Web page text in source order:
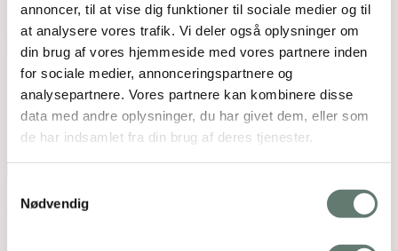
annoncer, til at vise dig funktioner til sociale medier og til
at analysere vores trafik. Vi deler også oplysninger om
din brug af vores hjemmeside med vores partnere inden
for sociale medier, annonceringspartnere og
analysepartnere. Vores partnere kan kombinere disse
data med andre oplysninger, du har givet dem, eller som
de har indsamlet fra din brug af deres tjenester.
Nødvendig
Downloads :full (1936x1936)|large (980x980)|
medium (300x300)|thumbnail (150x150)
Mothering Guiding | CVR 28237618 |
rose@rosemaimonide.com | Handelsbetingelser
Copyright 2026 – Rose Maimonide. All Rights
Reserved. Webdesign by
DIGITAL TALES.